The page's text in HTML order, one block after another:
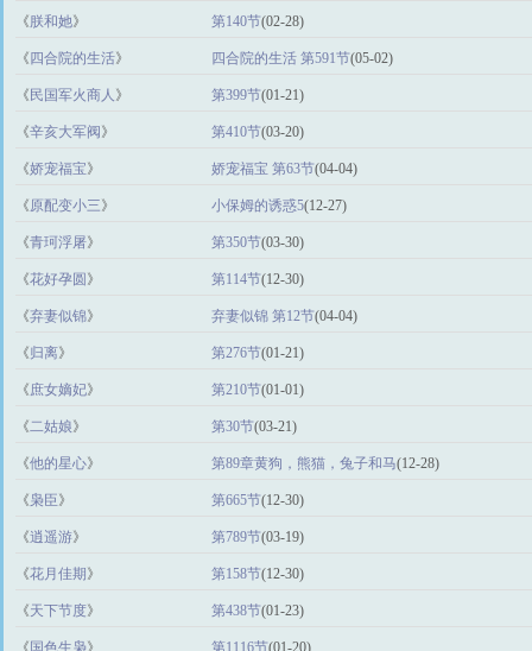
《朕和她》 第140节(02-28)
《 四合院的生活》 四合院的生活 第591节(05-02)
《 民国军火商人 》 第399节(01-21)
《辛亥大军阀 》 第410节(03-20)
《娇宠福宝》 娇宠福宝 第63节(04-04)
《原配变小三》 小保姆的诱惑5(12-27)
《青珂浮屠》 第350节(03-30)
《花好孕圆 》 第114节(12-30)
《弃妻似锦》 弃妻似锦 第12节(04-04)
《归离》 第276节(01-21)
《庶女嫡妃》 第210节(01-01)
《二姑娘》 第30节(03-21)
《他的星心》 第89章黄狗，熊猫，兔子和马(12-28)
《枭臣》 第665节(12-30)
《逍遥游》 第789节(03-19)
《花月佳期 》 第158节(12-30)
《天下节度》 第438节(01-23)
《 国色生枭》 第1116节(01-20)